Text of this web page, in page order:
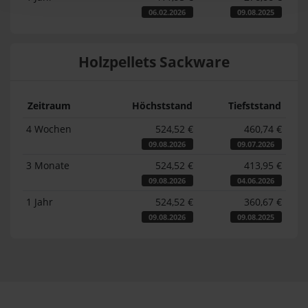
06.02.2026 09.08.2025
Holzpellets Sackware
Zeitraum Höchststand
Tiefststand
4 Wochen
524,52 €
09.08.2026
460,74 €
09.07.2026
3 Monate 524,52 €
09.08.2026
413,95 €
04.06.2026
1 Jahr 524,52 €
09.08.2026
360,67 €
09.08.2025